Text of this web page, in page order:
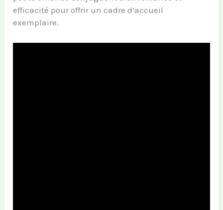
efficacité pour offrir un cadre d’accueil
exemplaire.